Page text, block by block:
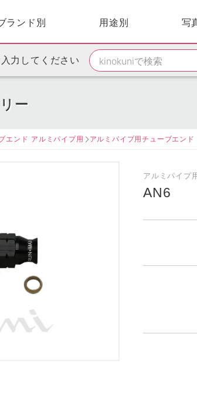
ランド別 用途別 写
力してください
ー
エンド アルミパイプ用 アルミパイプ用チューブエンド
アルミパイプ
AN6